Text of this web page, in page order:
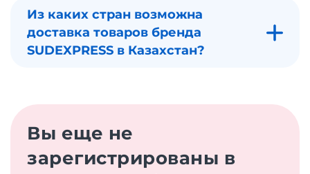
Из каких стран возможна
доставка товаров бренда
SUDEXPRESS в Казахстан?
Вы еще не
зарегистрированы в